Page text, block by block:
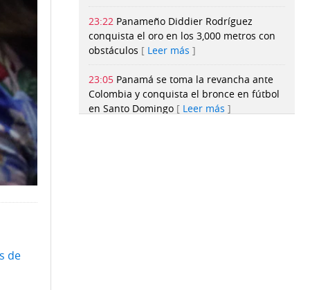
de
23:22 Panameño Diddier Rodríguez
conquista el oro en los 3,000 metros con
obstáculos
Leer más
23:05 Panamá se toma la revancha ante
Colombia y conquista el bronce en fútbol
en Santo Domingo
Leer más